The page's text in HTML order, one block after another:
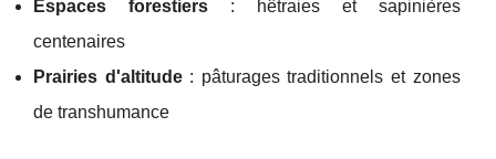
Espaces forestiers: hêtraies et sapinières
centenaires
Prairies d'altitude: pâturages traditionnels et zones
de transhumance